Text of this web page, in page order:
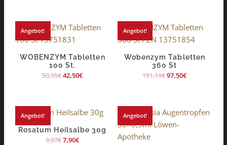
Angebot!
WOBENZYM Tabletten
100 St.
50,95€42,50€
Angebot!
Wobenzym Tabletten
360 St
151,19€97,50€
Angebot!
Rosatum Heilsalbe 30g
9,97€7,90€
Angebot!